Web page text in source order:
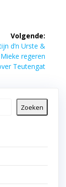
Volgende:
d’n Urste &
regeren
Teutengat
Zoeken